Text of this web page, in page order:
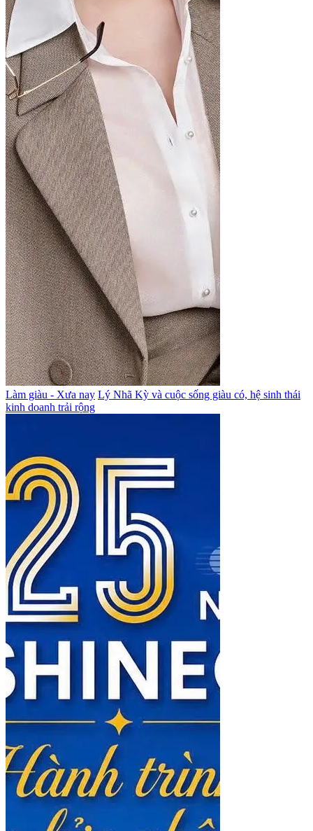
Làm giàu - Xưa nay Lý Nhã Kỳ và cuộc sống giàu có, hệ sinh thái
kinh doanh trải rộng